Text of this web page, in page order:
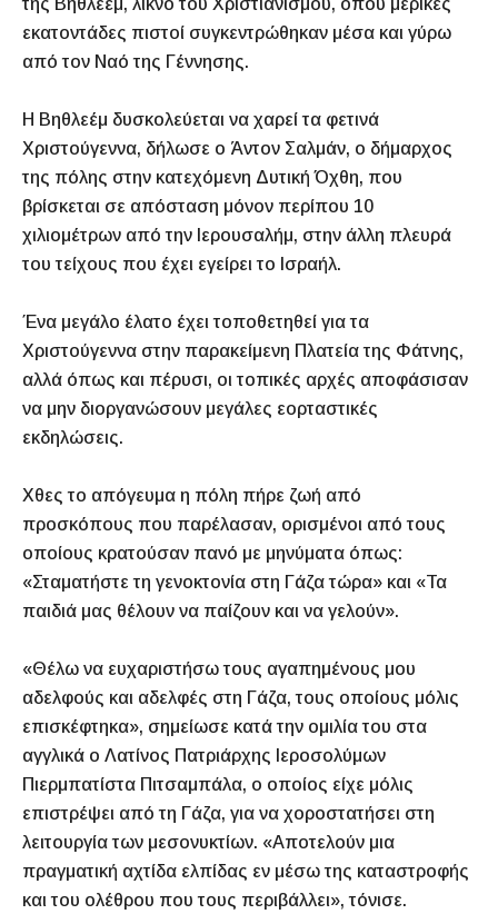
εκατοντάδες πιστοί συγκεντρώθηκαν μέσα και γύρω
από τον Ναό της Γέννησης.
Η Βηθλεέμ δυσκολεύεται να χαρεί τα φετινά
Χριστούγεννα, δήλωσε ο Άντον Σαλμάν, ο δήμαρχος
της πόλης στην κατεχόμενη Δυτική Όχθη, που
βρίσκεται σε απόσταση μόνον περίπου 10
χιλιομέτρων από την Ιερουσαλήμ, στην άλλη πλευρά
του τείχους που έχει εγείρει το Ισραήλ.
Ένα μεγάλο έλατο έχει τοποθετηθεί για τα
Χριστούγεννα στην παρακείμενη Πλατεία της Φάτνης,
αλλά όπως και πέρυσι, οι τοπικές αρχές αποφάσισαν
να μην διοργανώσουν μεγάλες εορταστικές
εκδηλώσεις.
Χθες το απόγευμα η πόλη πήρε ζωή από
προσκόπους που παρέλασαν, ορισμένοι από τους
οποίους κρατούσαν πανό με μηνύματα όπως:
«Σταματήστε τη γενοκτονία στη Γάζα τώρα» και «Τα
παιδιά μας θέλουν να παίζουν και να γελούν».
«Θέλω να ευχαριστήσω τους αγαπημένους μου
αδελφούς και αδελφές στη Γάζα, τους οποίους μόλις
επισκέφτηκα», σημείωσε κατά την ομιλία του στα
αγγλικά ο Λατίνος Πατριάρχης Ιεροσολύμων
Πιερμπατίστα Πιτσαμπάλα, ο οποίος είχε μόλις
επιστρέψει από τη Γάζα, για να χοροστατήσει στη
λειτουργία των μεσονυκτίων. «Αποτελούν μια
πραγματική αχτίδα ελπίδας εν μέσω της καταστροφής
και του ολέθρου που τους περιβάλλει», τόνισε.